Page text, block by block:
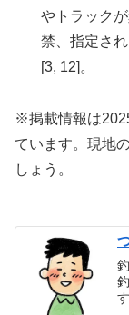
やトラック
禁、指定さ
[3, 12]。
※掲載情報は
ています。現地
しょう。